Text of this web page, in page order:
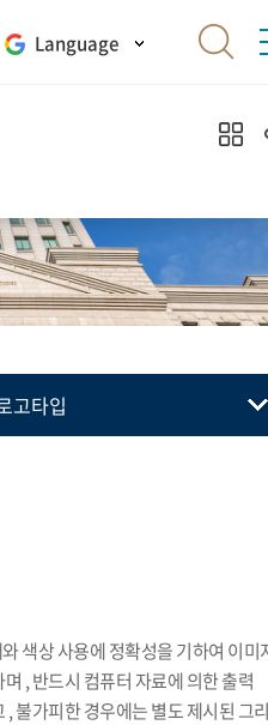
Language
고타입
용서체
템플릿
색상 사용에 정확성을 기하여 이미
, 반드시 컴퓨터 자료에 의한 출력
불가피한 경우에는 별도 제시된 그